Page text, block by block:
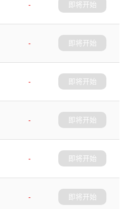
-
即将开始
-
即将开始
-
即将开始
-
即将开始
-
即将开始
-
即将开始